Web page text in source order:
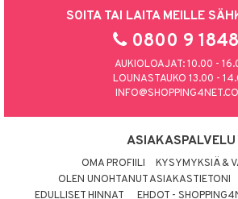
SOITA TAI LAITA MEILLE
0800 9
AUKIOLOAJAT: 10.00 -
LOUNASTAUKO 13.00 -
ASIAKASPALVELU
OMA PROFIILI
KYSYMYKSIÄ &
OLEN UNOHTANUT ASIAKASTIETONI
EDULLISET HINNAT
EHDOT -